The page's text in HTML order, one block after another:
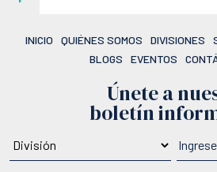
INICIO QUIÉNES SOMOS DIVISIONES
BLOGS
EVENTOS
Únete a
boletín